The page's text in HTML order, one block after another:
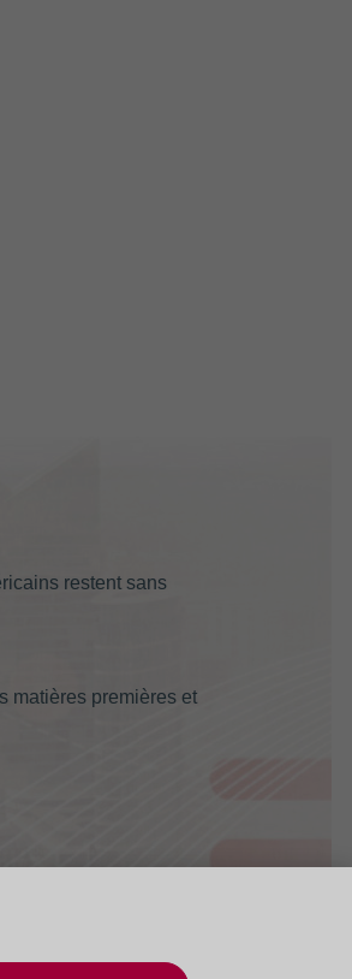
restent sans
matières premières et